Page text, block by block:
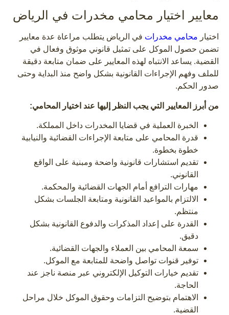
معايير اختيار محامي مخدرات في الرياض
اختيار محامي مخدرات في الرياض يتطلب مراعاة عدة معايير
تضمن حصول الموكل على تمثيل قانوني موثوق وفعال في
القضية. يساعد الانتباه لهذه المعايير على ضمان متابعة دقيقة
للملف وفهم الإجراءات القانونية بشكل واضح منذ البداية وحتى
صدور الحكم.
من أبرز المعايير التي يجب النظر إليها عند اختيار المحامي:
الخبرة العملية في قضايا المخدرات داخل المملكة.
قدرة المحامي على متابعة الإجراءات القضائية والنيابية
خطوة بخطوة.
تقديم استشارات قانونية واضحة ومبنية على الواقع
القانوني.
مهارات الترافع أمام الجهات القضائية والمحكمة.
الالتزام بالمواعيد القانونية ومتابعة الجلسات بشكل
منتظم.
القدرة على إعداد المذكرات والدفوع القانونية بشكل
دقيق.
سمعة المحامي بين العملاء والجهات القضائية.
توفير قنوات تواصل واضحة للمتابعة مع الموكل.
تقديم خيارات التوكيل الإلكتروني عبر منصة ناجز عند
الحاجة.
الاهتمام بتوضيح التزامات وحقوق الموكل خلال مراحل
القضية.